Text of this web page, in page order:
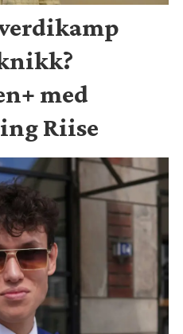
med
Riise